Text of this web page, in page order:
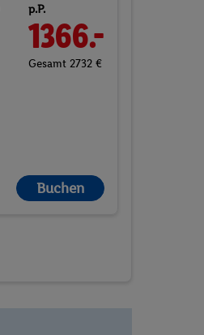
p.P.
1366.-
Gesamt 2732 €
Buchen